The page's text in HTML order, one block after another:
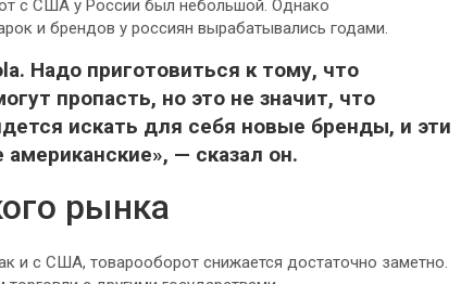
с США у России был небольшой. Однако
и брендов у россиян вырабатывались годами.
Надо приготовиться к тому, что
пропасть, но это не значит, что
искать для себя новые бренды, и эти
— сказал он.
рынка
и с США, товарооборот снижается достаточно заметно.